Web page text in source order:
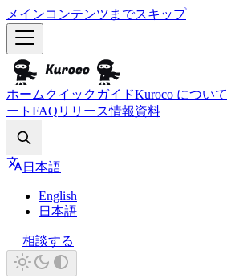
メインコンテンツまでスキップ
ホーム クイックガイドKuroco について
ート FAQ リリース情報資料
日本語
English
日本語
相談する